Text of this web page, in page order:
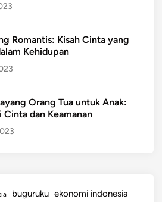
Romantis: Kisah Cinta yang
Kehidupan
Orang Tua untuk Anak:
Cinta dan Keamanan
buguruku ekonomi indonesia